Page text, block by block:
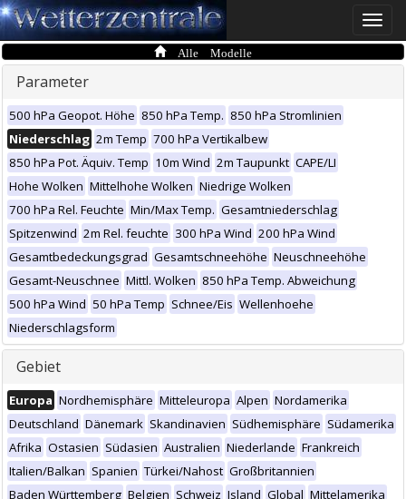
Toggle
Alle Modelle
Parameter
500 hPa Geopot. Höhe 850 hPa Temp. 850 hPa Stromlinien
Niederschlag 2m Temp 700 hPa Vertikalbew
850 hPa Pot. Äquiv. Temp 10m Wind 2m Taupunkt CAPE/LI
Hohe Wolken Mittelhohe Wolken Niedrige Wolken
700 hPa Rel. Feuchte Min/Max Temp. Gesamtniederschlag
Spitzenwind 2m Rel. feuchte 300 hPa Wind 200 hPa Wind
Gesamtbedeckungsgrad Gesamtschneehöhe Neuschneehöhe
Gesamt-Neuschnee Mittl. Wolken 850 hPa Temp. Abweichung
500 hPa Wind 50 hPa Temp Schnee/Eis Wellenhoehe
Niederschlagsform
Gebiet
Europa Nordhemisphäre Mitteleuropa Alpen Nordamerika
Deutschland Dänemark Skandinavien Südhemisphäre Südamerika
Afrika Ostasien Südasien Australien Niederlande Frankreich
Italien/Balkan Spanien Türkei/Nahost Großbritannien
Baden Württemberg Belgien Schweiz Island Global Mittelamerika